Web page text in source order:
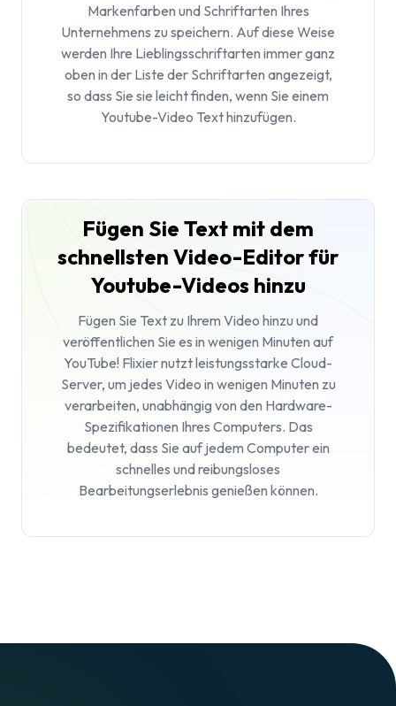
Markenfarben und Schriftarten Ihres
Unternehmens zu speichern. Auf diese Weise
werden Ihre Lieblingsschriftarten immer ganz
oben in der Liste der Schriftarten angezeigt,
so dass Sie sie leicht finden, wenn Sie einem
Youtube-Video Text hinzufügen.
Fügen Sie Text mit dem
schnellsten Video-Editor für
Youtube-Videos hinzu
Fügen Sie Text zu Ihrem Video hinzu und
veröffentlichen Sie es in wenigen Minuten auf
YouTube! Flixier nutzt leistungsstarke Cloud-
Server, um jedes Video in wenigen Minuten zu
verarbeiten, unabhängig von den Hardware-
Spezifikationen Ihres Computers. Das
bedeutet, dass Sie auf jedem Computer ein
schnelles und reibungsloses
Bearbeitungserlebnis genießen können.